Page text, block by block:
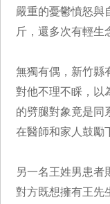
嚴重的憂鬱憤怒與
斤，還多次有輕生
無獨有偶，新竹縣
對他不理不睬，以
的劈腿對象竟是同
在醫師和家人鼓勵
另一名王姓男患者
對方既想擁有王先